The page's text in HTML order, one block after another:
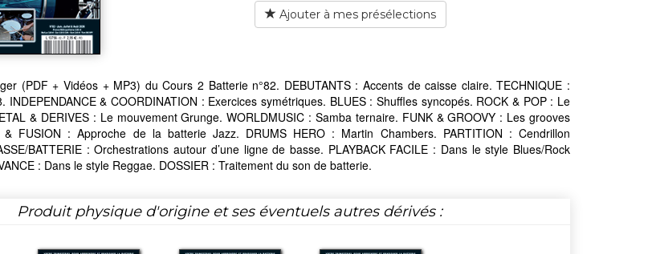
Ajouter à mes présélections
(PDF + Vidéos + MP3) du Cours 2 Batterie n°82. DEBUTANTS : Accents de caisse claire. TECHNIQUE :
INDEPENDANCE & COORDINATION : Exercices symétriques. BLUES : Shuffles syncopés. ROCK & POP : Le
& DERIVES : Le mouvement Grunge. WORLDMUSIC : Samba ternaire. FUNK & GROOVY : Les grooves
FUSION : Approche de la batterie Jazz. DRUMS HERO : Martin Chambers. PARTITION : Cendrillon
BATTERIE : Orchestrations autour d’une ligne de basse. PLAYBACK FACILE : Dans le style Blues/Rock
: Dans le style Reggae. DOSSIER : Traitement du son de batterie.
Produit physique d'origine et ses éventuels autres dérivés :